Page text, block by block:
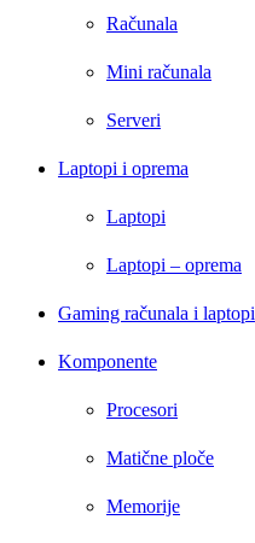
Računala
Mini računala
Serveri
Laptopi i oprema
Laptopi
Laptopi – oprema
Gaming računala i laptopi
Komponente
Procesori
Matične ploče
Memorije